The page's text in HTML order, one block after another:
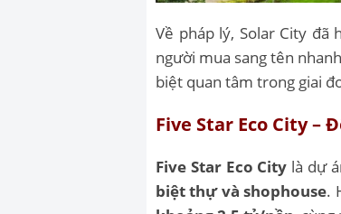
Về pháp lý, Solar City đã
người mua sang tên
biệt quan tâm trong giai
Five Star Eco City –
Five Star Eco City là dự
biệt thự và shophouse.